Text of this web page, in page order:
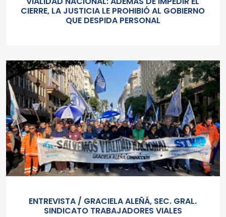
CIERRE, LA JUSTICIA LE PROHIBIÓ AL GOBIERNO
QUE DESPIDA PERSONAL
ENTREVISTA / GRACIELA ALEÑÁ, SEC. GRAL.
SINDICATO TRABAJADORES VIALES